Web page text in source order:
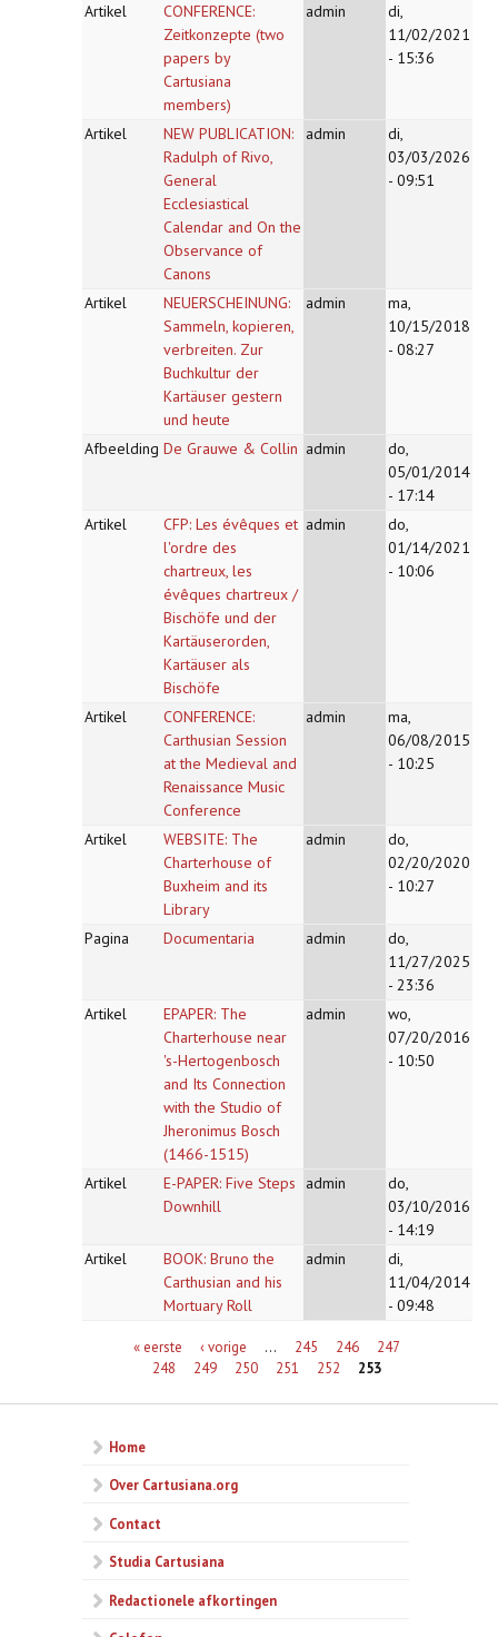
Artikel
CONFERENCE:
Zeitkonzepte (two
papers by
Cartusiana
members)
admin
di,
11/02/2021
- 15:36
Artikel
NEW PUBLICATION:
Radulph of Rivo,
General
Ecclesiastical
Calendar and On the
Observance of
Canons
admin
di,
03/03/2026
- 09:51
Artikel
NEUERSCHEINUNG:
Sammeln, kopieren,
verbreiten. Zur
Buchkultur der
Kartäuser gestern
und heute
admin
ma,
10/15/2018
- 08:27
Afbeelding De Grauwe & Collin admin
do,
05/01/2014
- 17:14
Artikel
CFP: Les évêques et
l'ordre des
chartreux, les
évêques chartreux /
Bischöfe und der
Kartäuserorden,
Kartäuser als
Bischöfe
admin
do,
01/14/2021
- 10:06
Artikel
CONFERENCE:
Carthusian Session
at the Medieval and
Renaissance Music
Conference
admin
ma,
06/08/2015
- 10:25
Artikel
WEBSITE: The
Charterhouse of
Buxheim and its
Library
admin
do,
02/20/2020
- 10:27
Pagina Documentaria admin
do,
11/27/2025
- 23:36
Artikel
EPAPER: The
Charterhouse near
's-Hertogenbosch
and Its Connection
with the Studio of
Jheronimus Bosch
(1466-1515)
admin
wo,
07/20/2016
- 10:50
Artikel
E-PAPER: Five Steps
Downhill
admin
do,
03/10/2016
- 14:19
Artikel
BOOK: Bruno the
Carthusian and his
Mortuary Roll
admin
di,
11/04/2014
- 09:48
Pagina's« eerste ‹ vorige … 245 246
247
248
249 250 251 252 253
Home
Over Cartusiana.org
Contact
Studia Cartusiana
Redactionele afkortingen